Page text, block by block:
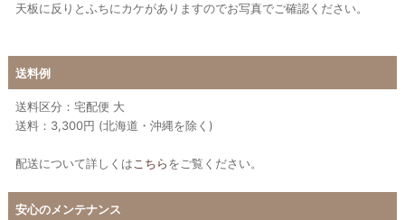
天板に反りとふちにカケがありますのでお写真でご確認ください。
送料例
送料区分：宅配便 大
送料：3,300円 (北海道・沖縄を除く)
配送について詳しくは こちらをご覧ください。
安心のメンテナンス